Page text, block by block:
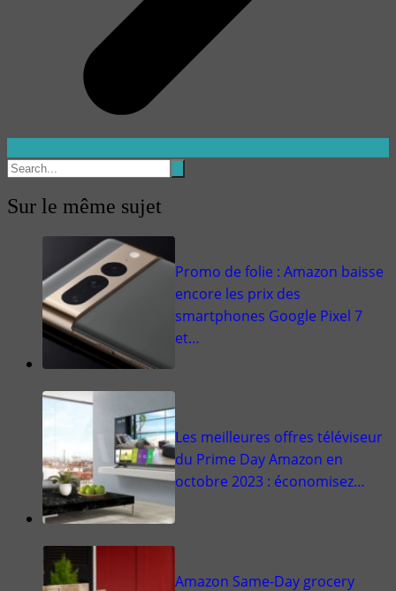
Sur le même sujet
Promo de folie : Amazon baisse
encore les prix des
smartphones Google Pixel 7
et…
Les meilleures offres téléviseur
du Prime Day Amazon en
octobre 2023 : économisez…
Amazon Same-Day grocery